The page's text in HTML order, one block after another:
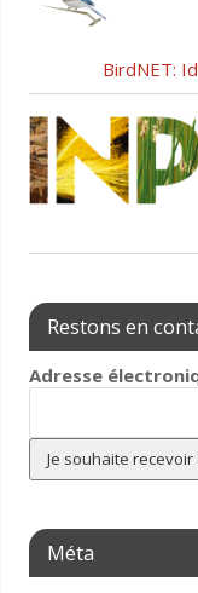
BirdNET:
Restons en
Adresse
Méta